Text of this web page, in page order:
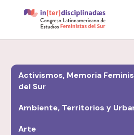
Activismos, Memoria
del Sur
Ambiente, Territorios y
Arte